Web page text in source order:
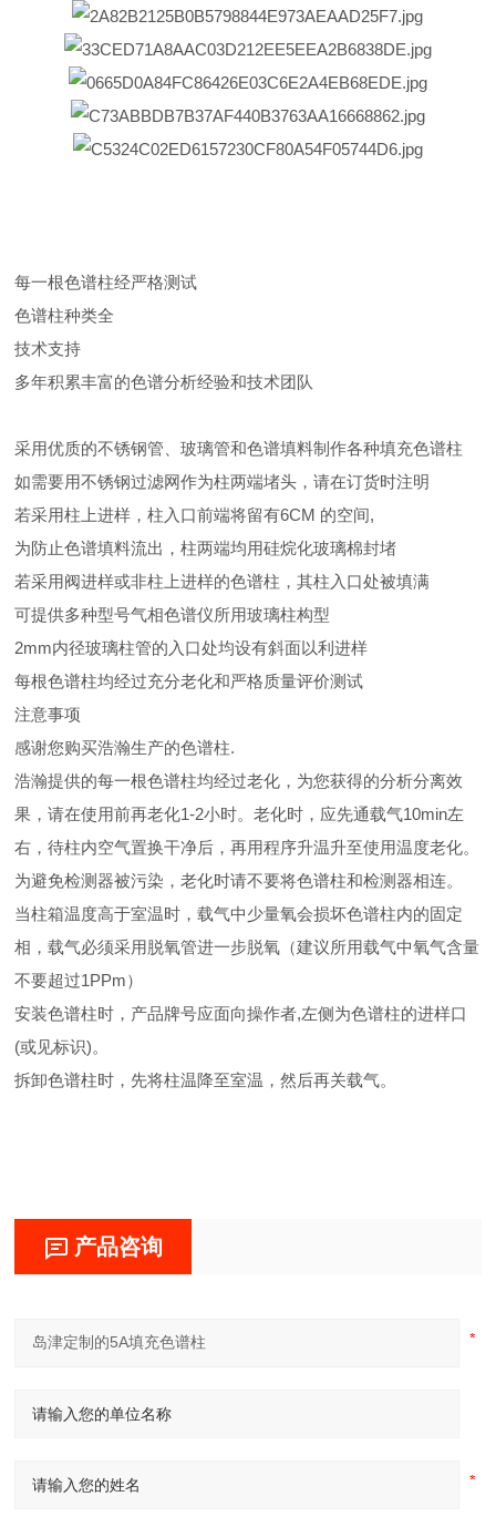
每一根色谱柱经严格测试
色谱柱种类全
技术支持
多年积累丰富的色谱分析经验和技术团队
采用优质的不锈钢管、玻璃管和色谱填料制作各种填充色谱柱
如需要用不锈钢过滤网作为柱两端堵头，请在订货时注明
若采用柱上进样，柱入口前端将留有6CM 的空间,
为防止色谱填料流出，柱两端均用硅烷化玻璃棉封堵
若采用阀进样或非柱上进样的色谱柱，其柱入口处被填满
可提供多种型号气相色谱仪所用玻璃柱构型
2mm内径玻璃柱管的入口处均设有斜面以利进样
每根色谱柱均经过充分老化和严格质量评价测试
注意事项
感谢您购买浩瀚生产的色谱柱.
浩瀚提供的每一根色谱柱均经过老化，为您获得的分析分离效
果，请在使用前再老化1-2小时。老化时，应先通载气10min左
右，待柱内空气置换干净后，再用程序升温升至使用温度老化。
为避免检测器被污染，老化时请不要将色谱柱和检测器相连。
当柱箱温度高于室温时，载气中少量氧会损坏色谱柱内的固定
相，载气必须采用脱氧管进一步脱氧（建议所用载气中氧气含量
不要超过1PPm）
安装色谱柱时，产品牌号应面向操作者,左侧为色谱柱的进样口
(或见标识)。
拆卸色谱柱时，先将柱温降至室温，然后再关载气。
产品咨询